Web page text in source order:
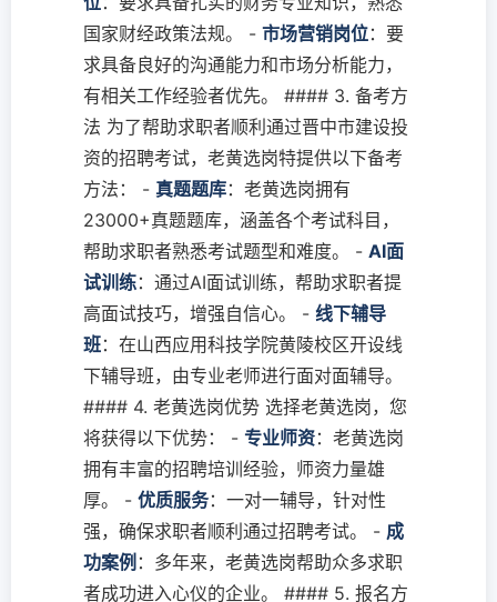
国家财经政策法规。 - 市场营销岗位：要
求具备良好的沟通能力和市场分析能力，
有相关工作经验者优先。 #### 3. 备考方
法 为了帮助求职者顺利通过晋中市建设投
资的招聘考试，老黄选岗特提供以下备考
方法： - 真题题库：老黄选岗拥有
23000+真题题库，涵盖各个考试科目，
帮助求职者熟悉考试题型和难度。 - AI面
试训练：通过AI面试训练，帮助求职者提
高面试技巧，增强自信心。 - 线下辅导
班：在山西应用科技学院黄陵校区开设线
下辅导班，由专业老师进行面对面辅导。
#### 4. 老黄选岗优势 选择老黄选岗，您
将获得以下优势： - 专业师资：老黄选岗
拥有丰富的招聘培训经验，师资力量雄
厚。 - 优质服务：一对一辅导，针对性
强，确保求职者顺利通过招聘考试。 - 成
功案例 ：多年来，老黄选岗帮助众多求职
者成功进入心仪的企业。 #### 5. 报名方